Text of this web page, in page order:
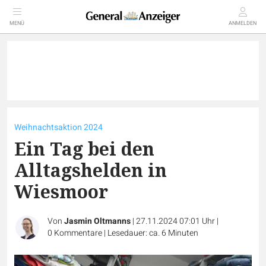
MENÜ ANMELDEN
Weihnachtsaktion 2024
Ein Tag bei den
Alltagshelden in
Wiesmoor
VonJasmin Oltmanns|27.11.2024 07:01 Uhr|
0 Kommentare| Lesedauer: ca. 6 Minuten